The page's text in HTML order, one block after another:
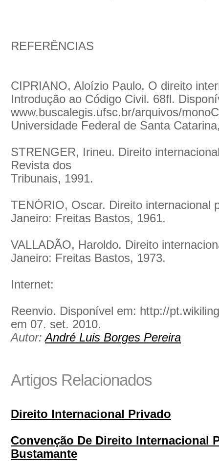
REFERÊNCIAS
CIPRIANO, Aloízio Paulo. O direito
Introdução ao Código Civil. 68fl.
www.buscalegis.ufsc.br/arquivos/
Universidade Federal de Santa
STRENGER, Irineu. Direito
Revista dos
Tribunais, 1991.
TENÓRIO, Oscar. Direito internacional
Janeiro: Freitas Bastos, 1961.
VALLADÃO, Haroldo. Direito
Janeiro: Freitas Bastos, 1973.
Internet:
Reenvio. Disponível em: http://
em 07. set. 2010.
Autor:André Luis Borges Pereira
Artigos Relacionados
Direito Internacional Privado
Convenção De Direito Internacional
Bustamante